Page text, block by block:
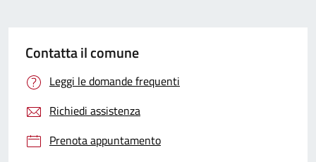
Contatta il comune
Leggi le domande frequenti
Richiedi assistenza
Prenota appuntamento